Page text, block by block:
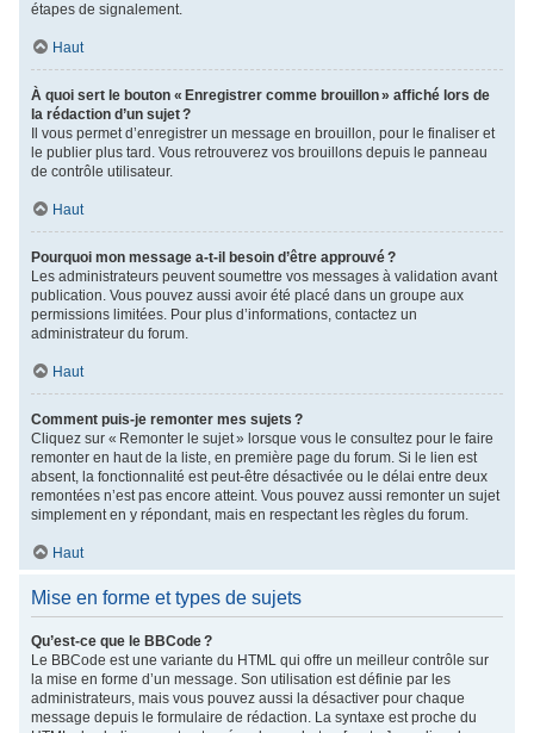
étapes de signalement.
Haut
À quoi sert le bouton « Enregistrer comme brouillon » affiché lors de
la rédaction d’un sujet ?
Il vous permet d’enregistrer un message en brouillon, pour le finaliser et
le publier plus tard. Vous retrouverez vos brouillons depuis le panneau
de contrôle utilisateur.
Haut
Pourquoi mon message a-t-il besoin d’être approuvé ?
Les administrateurs peuvent soumettre vos messages à validation avant
publication. Vous pouvez aussi avoir été placé dans un groupe aux
permissions limitées. Pour plus d’informations, contactez un
administrateur du forum.
Haut
Comment puis-je remonter mes sujets ?
Cliquez sur « Remonter le sujet » lorsque vous le consultez pour le faire
remonter en haut de la liste, en première page du forum. Si le lien est
absent, la fonctionnalité est peut-être désactivée ou le délai entre deux
remontées n’est pas encore atteint. Vous pouvez aussi remonter un sujet
simplement en y répondant, mais en respectant les règles du forum.
Haut
Mise en forme et types de sujets
Qu’est-ce que le BBCode ?
Le BBCode est une variante du HTML qui offre un meilleur contrôle sur
la mise en forme d’un message. Son utilisation est définie par les
administrateurs, mais vous pouvez aussi la désactiver pour chaque
message depuis le formulaire de rédaction. La syntaxe est proche du